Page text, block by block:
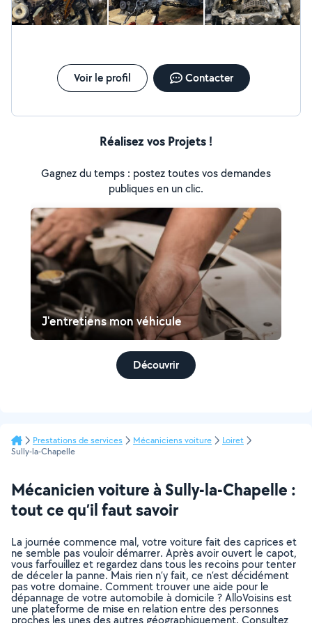
Voir le profil Contacter
Réalisez vos Projets !
Gagnez du temps : postez toutes vos demandes
publiques en un clic.
J'entretiens mon véhicule
Découvrir
Prestations de services Mécaniciens voiture
Loiret
Sully-la-Chapelle
Mécanicien voiture à Sully-la-Chapelle :
tout ce qu’il faut savoir
La journée commence mal, votre voiture fait des caprices et
ne semble pas vouloir démarrer. Après avoir ouvert le capot,
vous farfouillez et regardez dans tous les recoins pour tenter
de déceler la panne. Mais rien n’y fait, ce n’est décidément
pas votre domaine. Comment trouver une aide pour le
dépannage de votre automobile à domicile ? AlloVoisins est
une plateforme de mise en relation entre des personnes
proches les unes des autres géographiquement. Consultez